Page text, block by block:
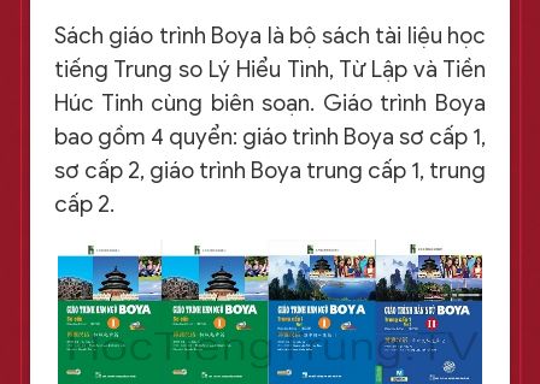
Sách giáo trình Boya là bộ sách tài liệu học
tiếng Trung so Lý Hiểu Tình, Từ Lập và Tiền
Húc Tinh cùng biên soạn. Giáo trình Boya
bao gồm 4 quyển: giáo trình Boya sơ cấp 1,
sơ cấp 2, giáo trình Boya trung cấp 1, trung
cấp 2.